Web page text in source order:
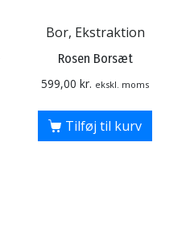
Bor, Ekstraktion
Rosen Borsæt
599,00kr. ekskl. moms
Tilføj til kurv